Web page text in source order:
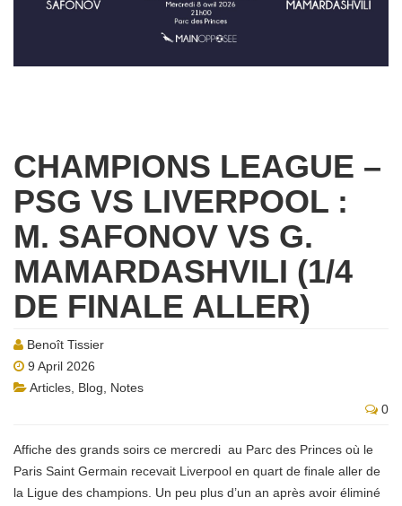
CHAMPIONS LEAGUE –
PSG VS LIVERPOOL :
M. SAFONOV VS G.
MAMARDASHVILI (1/4
DE FINALE ALLER)
Benoît Tissier
9 April 2026
Articles Blog
Notes
0
Affiche des grands soirs ce mercredi au Parc des Princes où le
Paris Saint Germain recevait Liverpool en quart de finale aller de
la Ligue des champions. Un peu plus d’un an après avoir éliminé